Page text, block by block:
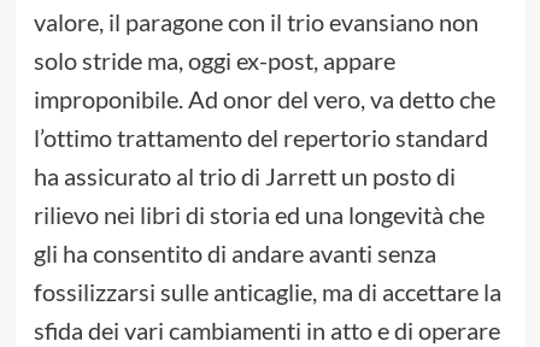
valore, il paragone con il trio evansiano non
solo stride ma, oggi ex-post, appare
improponibile. Ad onor del vero, va detto che
l’ottimo trattamento del repertorio standard
ha assicurato al trio di Jarrett un posto di
rilievo nei libri di storia ed una longevità che
gli ha consentito di andare avanti senza
fossilizzarsi sulle anticaglie, ma di accettare la
sfida dei vari cambiamenti in atto e di operare